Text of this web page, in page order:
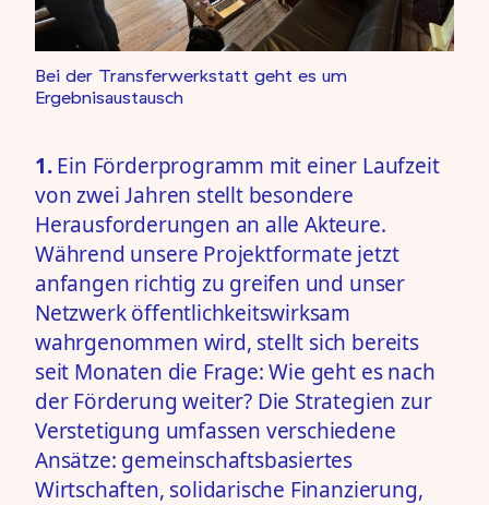
Bei der Transferwerkstatt geht es um
Ergebnisaustausch
1.Ein Förderprogramm mit einer Laufzeit
von zwei Jahren stellt besondere
Herausforderungen an alle Akteure.
Während unsere Projektformate jetzt
anfangen richtig zu greifen und unser
Netzwerk öffentlichkeitswirksam
wahrgenommen wird, stellt sich bereits
seit Monaten die Frage: Wie geht es nach
der Förderung weiter? Die Strategien zur
Verstetigung umfassen verschiedene
Ansätze: gemeinschaftsbasiertes
Wirtschaften, solidarische Finanzierung,